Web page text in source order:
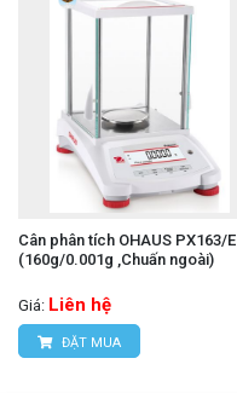
Cân phân tích OHAUS PX163/E
(160g/0.001g ,Chuấn ngoài)
Giá: Liên hệ
ĐẶT MUA